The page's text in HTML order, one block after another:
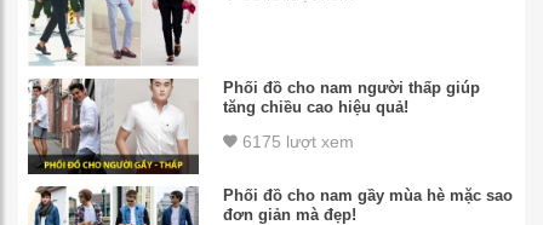
Phối đồ cho nam người thấp giúp
tăng chiều cao hiệu quả!
6175 lượt xem
Phối đồ cho nam gầy mùa hè mặc sao
đơn giản mà đẹp!